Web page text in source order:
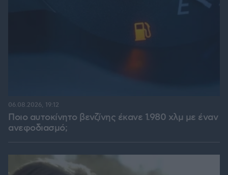
Ποιο αυτοκίνητο βενζίνης έκανε 1.980 χλμ με έναν
ανεφοδιασμό;
06.08.2026, 19:12